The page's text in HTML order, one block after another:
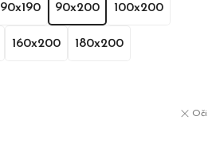
90x190 90x200 100x200
160x200 180x200